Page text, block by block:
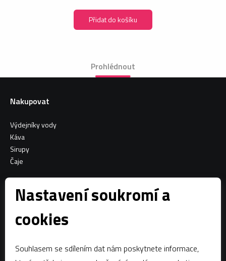
Nastavení soukromí a
cookies
Souhlasem se sdílením dat nám poskytnete informace,
Přidat do košíku
Prohlédnout
Nakupovat
Výdejníky vody
Káva
Sirupy
Čaje
Facebook